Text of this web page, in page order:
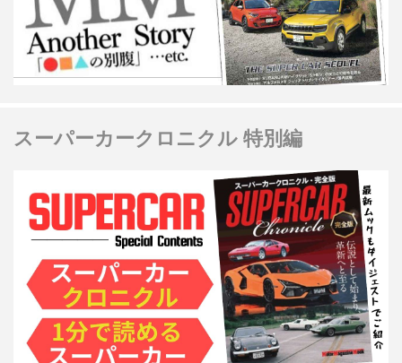
スーパーカークロニクル 特別編